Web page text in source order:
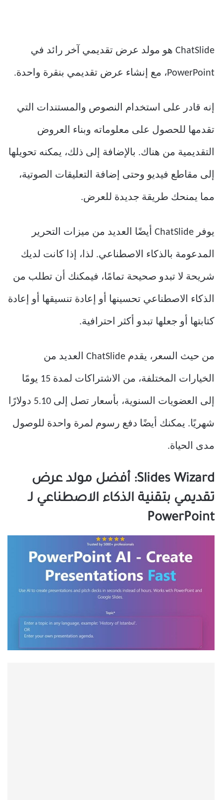
ChatSlide هو مولد عرض تقديمي آخر رائد في
PowerPoint، مع إنشاء عرض تقديمي بنقرة واحدة.
إنه قادر على استخدام النصوص والمستندات التي
تقدمها للحصول على معلوماته وبناء العروض
التقديمية من هناك. بالإضافة إلى ذلك، يمكنه تحويلها
إلى مقاطع فيديو وحتى إضافة التعليقات الصوتية،
مما يمنحك طريقة جديدة للعرض.
يوفر ChatSlide أيضًا العديد من ميزات التحرير
المدعومة بالذكاء الاصطناعي. لذا، إذا كانت لديك
شريحة لا تبدو صحيحة تمامًا، فيمكنك أن تطلب من
الذكاء الاصطناعي تحسينها أو إعادة تنسيقها أو إعادة
كتابتها أو جعلها تبدو أكثر احترافية.
من حيث السعر، يقدم ChatSlide العديد من
الخيارات المختلفة، من الاشتراكات لمدة 15 يومًا
إلى العضويات السنوية، بأسعار تصل إلى 5.10 دولارًا
شهريًا. يمكنك أيضًا دفع رسوم لمرة واحدة للوصول
مدى الحياة.
Slides Wizard: أفضل مولد عرض
تقديمي بتقنية الذكاء الاصطناعي لـ
PowerPoint